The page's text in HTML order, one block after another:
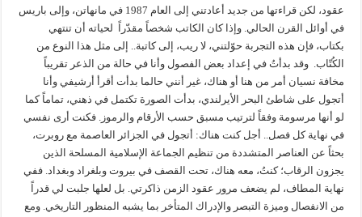
عقود، لكن قراءتها من جديد أعادتني إلى العام 1987 في مانهاتن، وإلى باريس
في أوائل القرن الحالي. وإذا كان الكاتب شخصاً مقدّراً لحياته أن تنتهي
بكتاب، فإن هذه التجربة حوّلتني، لا ريب، إلى كاتبة.. إلى مثل هذا النوع من
الكُتّاب. وقد بدأتُ في إعداد بعض الفصول وأنا في حالة من الذعر تقريباً
مخافة نسيان أمر من هنا أو هناك، غير أنني حالما بدأت أقرأ أرشيفي وأنا
أتجول على شاطئ البحر الأيرلندي، بدأت الصورة تكتمل في ذهني، تماماً كما
لو أنها مرسومة وفقاً لترتيب مسبق حسب الأرقام والرموز. فكنت أرى نفسي
في نهاية كل فصل.. أجل كنت هناك: أتجول في الجزائر العاصمة مع روبرت،
بحثاً عن العناصر المتشددة من تنظيم الجماعة الإسلامية المسلحة الذين
يجزون الرقاب؛ كنتُ، معه هناك، تحت القصف في بيروت وبلغراد وبغداد. ففي
نهاية المطاف، لم يضعف مرور عقود الزمن ذاكرتي. بل لعلها جلبت لي قدراً
من الانفصال وميزة التبصر والإدراك المتأخر بما يشبه المنظور التاريخي. ومع